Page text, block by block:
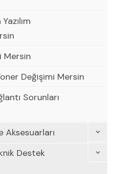
Mersin
Değişimi Mersin
Sorunları
Aksesuarları
Destek